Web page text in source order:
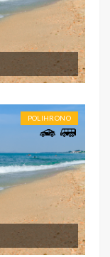
POLIHRONO